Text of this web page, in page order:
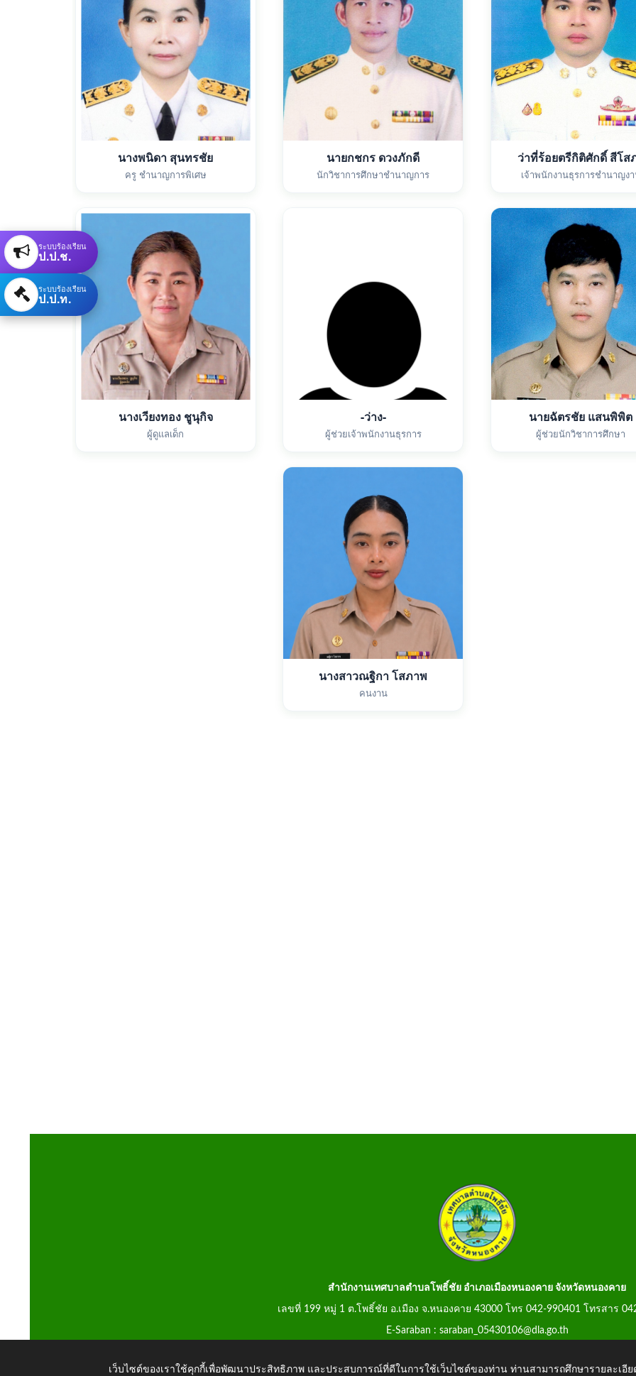
นางพนิดา สุนทรชัย
ครู ชำนาญการพิเศษ
นายกชกร ดวงภักดี
นักวิชาการศึกษาชำนาญการ
ว่าที่ร้อยตรีกิติศักดิ์ สีโส
เจ้าพนักงานธุรการชำนาญง
นางเวียงทอง ชูนุกิจ
ผู้ดูแลเด็ก
-ว่าง-
ผู้ช่วยเจ้าพนักงานธุรการ
นายฉัตรชัย แสนพิพิต
ผู้ช่วยนักวิชาการศึกษา
นางสาวณฐิกา โสภาพ
คนงาน
สำนักงานเทศบาลตำบลโพธิ์ชัย อำเภอเมืองหนองคาย จังหวัดหนองคาย
เลขที่ 199 หมู่ 1 ต.โพธิ์ชัย อ.เมือง จ.หนองคาย 43000 โทร 042-990401 โทรสาร
E-Saraban : saraban_05430106@dla.go.th
ระบบร้องเรียน
ป.ป.ช.
ระบบร้องเรียน
ป.ป.ท.
เว็บไซต์ของเราใช้คุกกี้เพื่อพัฒนาประสิทธิภาพ และประสบการณ์ที่ดีในการใช้เว็บไซต์ของท่าน ท่านสามารถศึกษารายละเอี